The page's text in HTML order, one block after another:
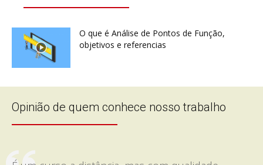
O que é Análise de Pontos de Função,
objetivos e referencias
Opinião de quem conhece nosso trabalho